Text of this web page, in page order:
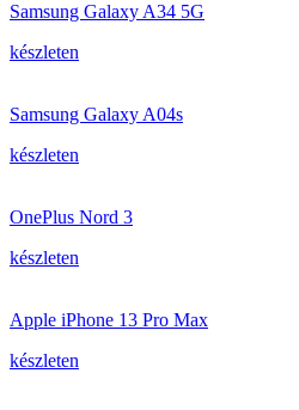
Samsung Galaxy A34 5G
készleten
Samsung Galaxy A04s
készleten
OnePlus Nord 3
készleten
Apple iPhone 13 Pro Max
készleten